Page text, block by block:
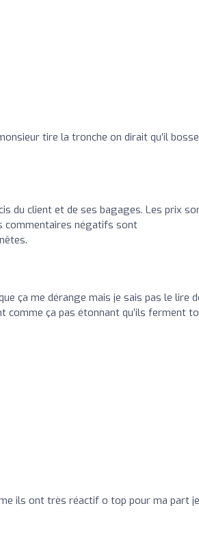
tire la tronche on dirait qu’il bosse
du client et de ses bagages. Les prix
commentaires négatifs sont
ça me dérange mais je sais pas le lire
comme ça pas étonnant qu’ils ferment
ils ont très réactif o top pour ma part je